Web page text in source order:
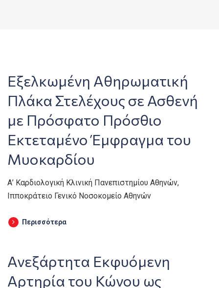
Εξελκωμένη Αθηρωματική
Πλάκα Στελέχους σε Ασθενή
με Πρόσφατο Πρόσθιο
Εκτεταμένο Έμφραγμα του
Μυοκαρδίου
Α’ Καρδιολογική Κλινική Πανεπιστημίου Αθηνών,
Ιπποκράτειο Γενικό Νοσοκομείο Αθηνών
Περισσότερα
Ανεξάρτητα Εκφυόμενη
Αρτηρία του Κώνου ως